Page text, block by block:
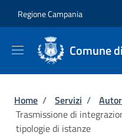
Regione Campania
Comune
Briciole di
Home / Servizi /
Trasmissione di
tipologie di istanze